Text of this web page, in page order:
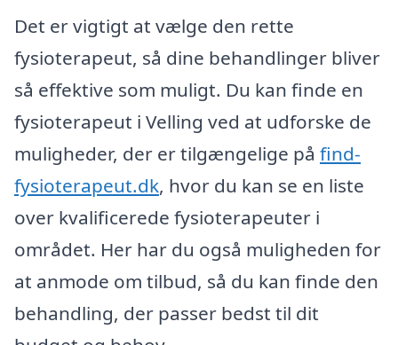
Det er vigtigt at vælge den rette
fysioterapeut, så dine behandlinger bliver
så effektive som muligt. Du kan finde en
fysioterapeut i Velling ved at udforske de
muligheder, der er tilgængelige på find-
fysioterapeut.dk, hvor du kan se en liste
over kvalificerede fysioterapeuter i
området. Her har du også muligheden for
at anmode om tilbud, så du kan finde den
behandling, der passer bedst til dit